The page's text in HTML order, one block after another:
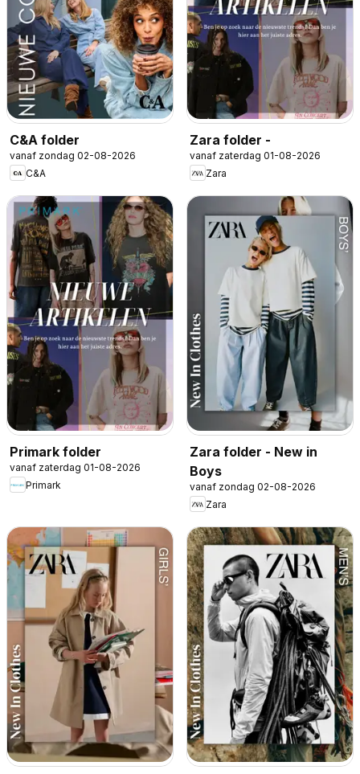
C&A folder
vanaf zondag 02-08-2026
C&A
Zara folder -
vanaf zaterdag 01-08-2026
Zara
Primark folder
vanaf zaterdag 01-08-2026
Primark
Zara folder - New in
Boys
vanaf zondag 02-08-2026
Zara